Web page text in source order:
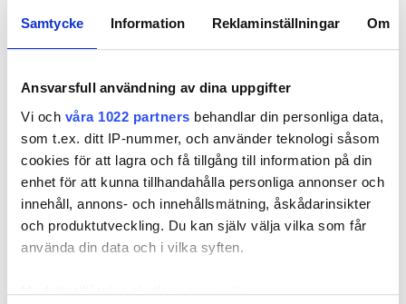
Samtycke Information Reklaminställningar Om
Ansvarsfull användning av dina uppgifter
Vi och våra 1022 partners behandlar din personliga data,
som t.ex. ditt IP-nummer, och använder teknologi såsom
cookies för att lagra och få tillgång till information på din
enhet för att kunna tillhandahålla personliga annonser och
innehåll, annons- och innehållsmätning, åskådarinsikter
och produktutveckling. Du kan själv välja vilka som får
använda din data och i vilka syften.
Med din tillåtelse skulle vi även vilja:
den snabbväxande koncernen.
TEXT
klas.sorbo@vvsforum.se
CURRENTUM KÖPER SKÅNEBASERADE
Holmströms
Rör. Verksamheten drivs i de tre bolagen
Holmströms Rör i Helsingborg, Holmströms Rör
Ängelholm samt Holmströms Rör Syd Väst i Malmö
som tillsammans omsätter cirka 192 miljoner kronor
och har 73 anställda.
CURRENTUM KÖPER ANRIKT FAMILJEFÖRETAG I VÄST